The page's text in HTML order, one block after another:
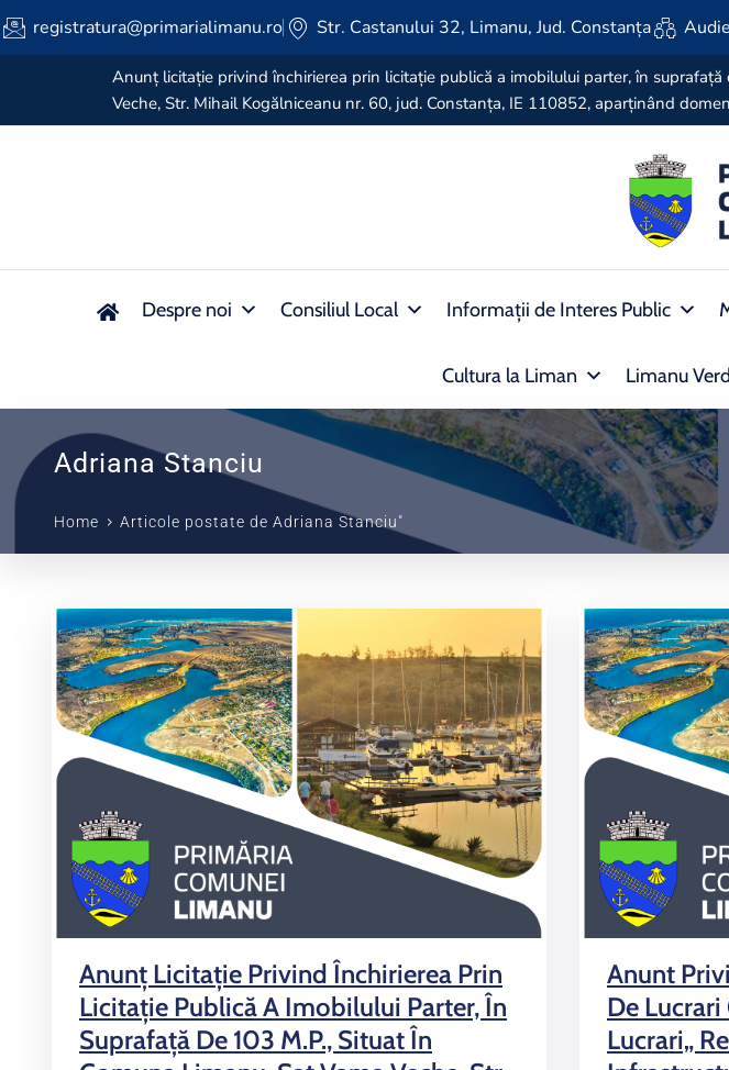
registratura@primarialimanu.ro Str. Castanului 32, Limanu, Jud. Constanța
Anunț licitație privind închirierea prin licitație publică a imobilului parter, în
Veche, Str. Mihail Kogălniceanu nr. 60, jud. Constanța, IE 110852, aparținând
Despre noi Consiliul Local Informații de Interes Public
Cultura la Liman Limanu
Adriana Stanciu
Home Articole postate de Adriana Stanciu"
Anunț Licitație Privind Închirierea Prin
Licitație Publică A Imobilului Parter, În
Suprafață De 103 M.p., Situat În
Anunt
De Lucrari
Lucrari„